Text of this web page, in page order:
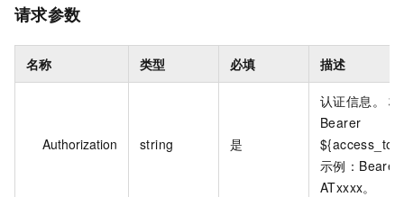
请求参数
名称 类型 必填 描述
Authorization string 是
认证信息。
Bearer
示例：Bearer
ATxxxx。